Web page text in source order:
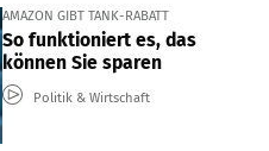
AMAZON GIBT TANK-RABATT
So funktioniert es, das
können Sie sparen
Politik & Wirtschaft